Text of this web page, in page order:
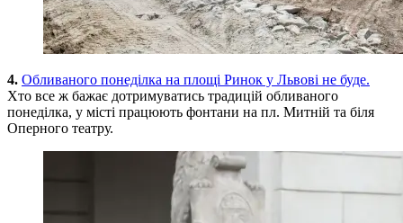
4. Обливаного понеділка на площі Ринок у Львові не буде.
Хто все ж бажає дотримуватись традицій обливаного
понеділка, у місті працюють фонтани на пл. Митній та біля
Оперного театру.